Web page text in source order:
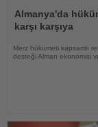
Oku
Almanya'da
karşı karşıya
Merz hükümeti kapsamlı
desteği Alman ekonomisi